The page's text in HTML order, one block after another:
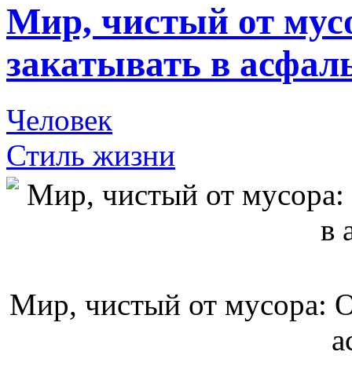
Мир, чистый от
закатывать в
Человек
Стиль жизни
Мир, чистый от мусора: